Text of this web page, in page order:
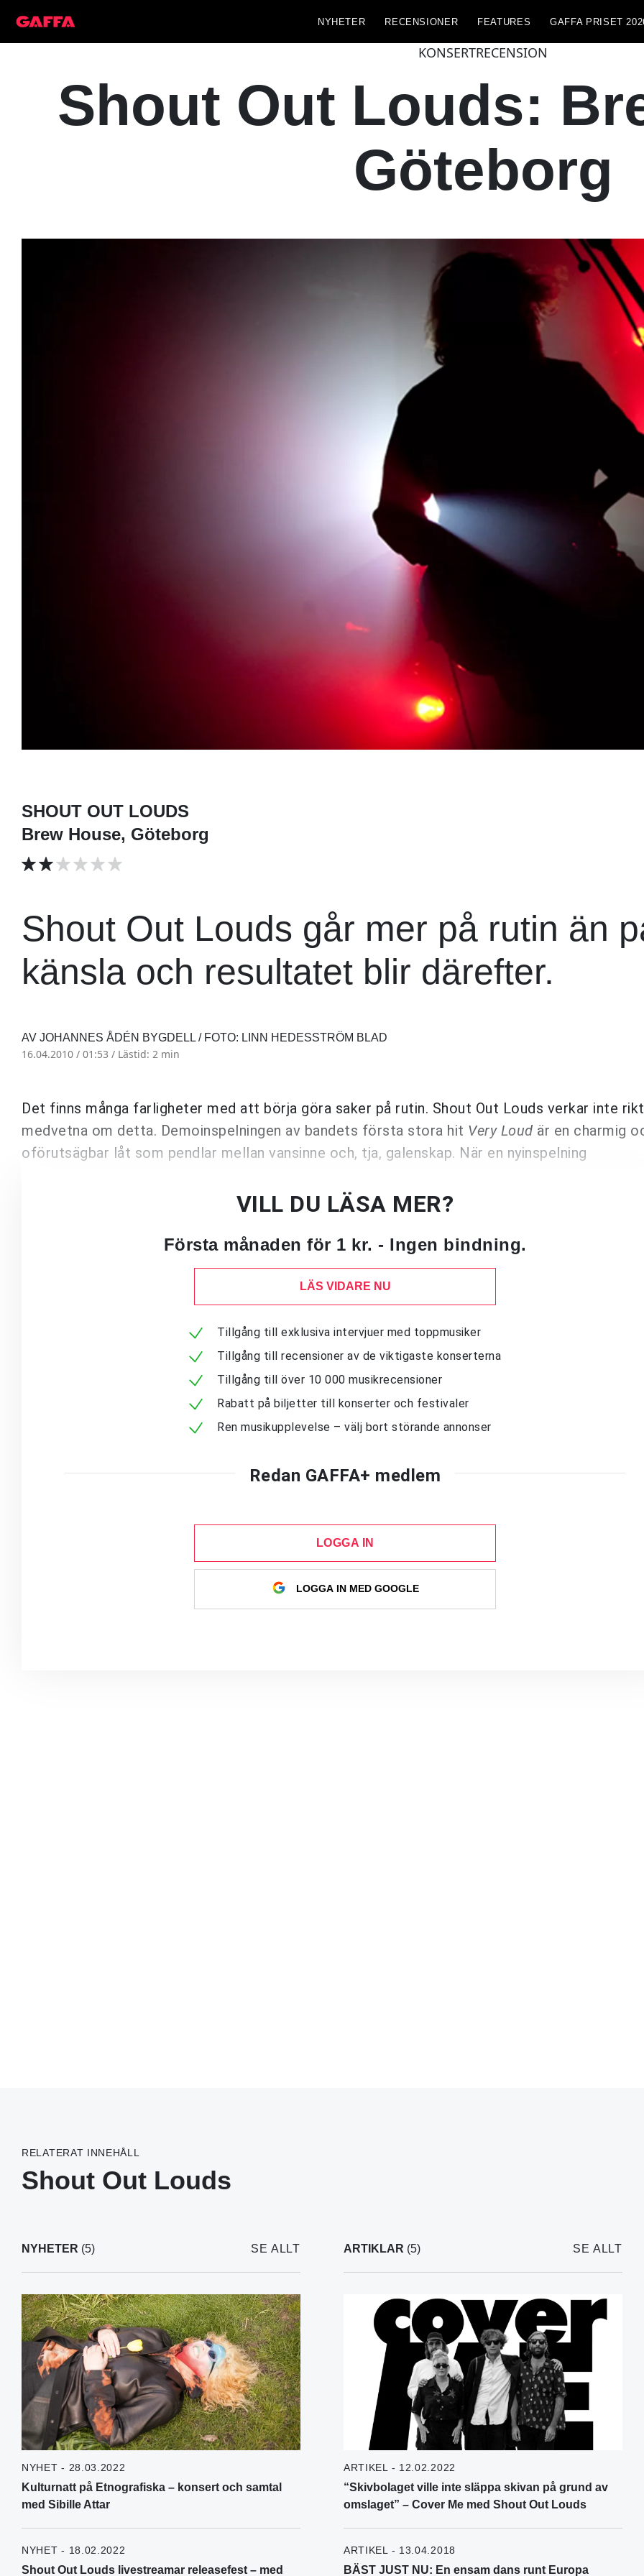
NYHETER RECENSIONER FEATURES GAFFA PRISET
KONSERTRECENSION
Shout Out Louds:
Göteborg
SHOUT OUT LOUDS
Brew House, Göteborg
Shout Out Louds går mer på rutin än
känsla och resultatet blir därefter.
AV JOHANNES ÅDÉN BYGDELL / FOTO: LINN HEDESSTRÖM BLAD
16.04.2010 / 01:53 / Lästid: 2 min
Det finns många farligheter med att börja göra saker på rutin. Shout Out Louds verkar inte
medvetna om detta. Demoinspelningen av bandets första stora hit Very Loud är en charmig
oförutsägbar låt som pendlar mellan vansinne och, tja, galenskap. När en nyinspelning
VILL DU LÄSA MER?
Första månaden för 1 kr. - Ingen bindning.
LÄS VIDARE NU
Tillgång till exklusiva intervjuer med toppmusiker
Tillgång till recensioner av de viktigaste konserterna
Tillgång till över 10 000 musikrecensioner
Rabatt på biljetter till konserter och festivaler
Ren musikupplevelse – välj bort störande annonser
Redan GAFFA+ medlem
LOGGA IN
LOGGA IN MED GOOGLE
RELATERAT INNEHÅLL
Shout Out Louds
NYHETER (5) SE ALLT
NYHET - 28.03.2022
Kulturnatt på Etnografiska – konsert och samtal
med Sibille Attar
NYHET - 18.02.2022
Shout Out Louds livestreamar releasefest – med
ARTIKLAR (5) SE ALLT
ARTIKEL - 12.02.2022
“Skivbolaget ville inte släppa skivan på grund av
omslaget” – Cover Me med Shout Out Louds
ARTIKEL - 13.04.2018
BÄST JUST NU: En ensam dans runt Europa